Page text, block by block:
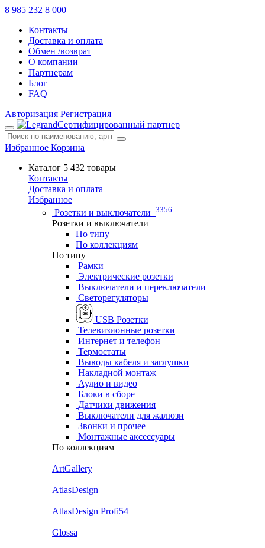
8 985 232 8 000
Контакты
Доставка и оплата
Обмен /возврат
О компании
Партнерам
Блог
FAQ
Авторизация Регистрация
Сертифицированный партнер
Избранное Корзина
Каталог 5 432 товары
Контакты
Доставка и оплата
Избранное
Розетки и выключатели 3356
Розетки и выключатели
По типу
По коллекциям
По типу
Рамки
Электрические розетки
Выключатели и переключатели
Светорегуляторы
USB Розетки
Телевизионные розетки
Интернет и телефон
Термостаты
Выводы кабеля и заглушки
Накладной монтаж
Аудио и видео
Блоки в сборе
Датчики движения
Выключатели для жалюзи
Звонки и прочее
Монтажные аксессуары
По коллекциям
ArtGallery
AtlasDesign
AtlasDesign Profi54
Glossa